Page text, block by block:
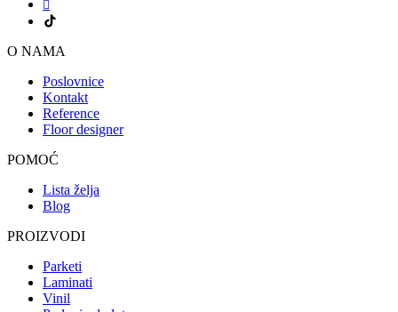
O NAMA
Poslovnice
Kontakt
Reference
Floor designer
POMOĆ
Lista želja
Blog
PROIZVODI
Parketi
Laminati
Vinil